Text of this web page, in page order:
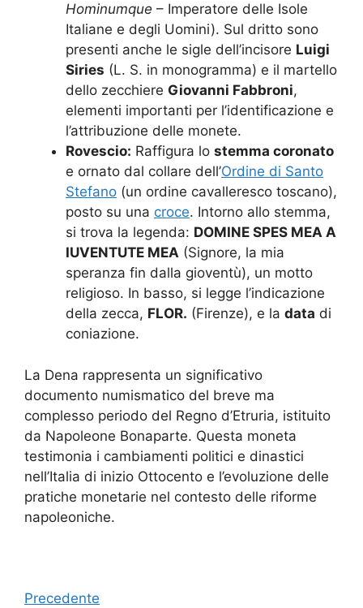
Hominumque – Imperatore delle Isole
Italiane e degli Uomini). Sul dritto sono
presenti anche le sigle dell’incisore Luigi
Siries (L. S. in monogramma) e il martello
dello zecchiere Giovanni Fabbroni,
elementi importanti per l’identificazione e
l’attribuzione delle monete.
Rovescio: Raffigura lo stemma coronato
e ornato dal collare dell’Ordine di Santo
Stefano (un ordine cavalleresco toscano),
posto su una croce. Intorno allo stemma,
si trova la legenda: DOMINE SPES MEA A
IUVENTUTE MEA (Signore, la mia
speranza fin dalla gioventù), un motto
religioso. In basso, si legge l’indicazione
della zecca, FLOR. (Firenze), e la data di
coniazione.
La Dena rappresenta un significativo
documento numismatico del breve ma
complesso periodo del Regno d’Etruria, istituito
da Napoleone Bonaparte. Questa moneta
testimonia i cambiamenti politici e dinastici
nell’Italia di inizio Ottocento e l’evoluzione delle
pratiche monetarie nel contesto delle riforme
napoleoniche.
Precedente